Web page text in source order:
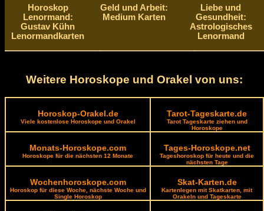
Horoskop
Lenormand:
Gustav Kühn
Lenormandkarten
Geld und Arbeit:
Medium Karten
Liebe und
Gesundheit:
Astrologisches
Lenormand
Weitere Horoskope und Orakel von uns:
Horoskop-Orakel.de
Viele kostenlose Horoskope und Orakel
Tarot-Tageskarte.de
Tarot Tageskarte ziehen und
Horoskope
Monats-Horoskope.com
Horoskope für die nächsten 12 Monate
Tages-Horoskope.net
Tageshoroskop für heute und die
nächsten Tage
Wochenhoroskope.com
Horoskop für diese Woche, nächste Woche und
Single Horoskop
Skat-Karten.de
Kartenlegen mit Skatkarten, mit
Orakeln und Tageskarte